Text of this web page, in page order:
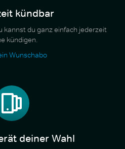
kündbar
kannst du ganz einfach jederzeit
kündigen.
Wunschabo
deiner Wahl